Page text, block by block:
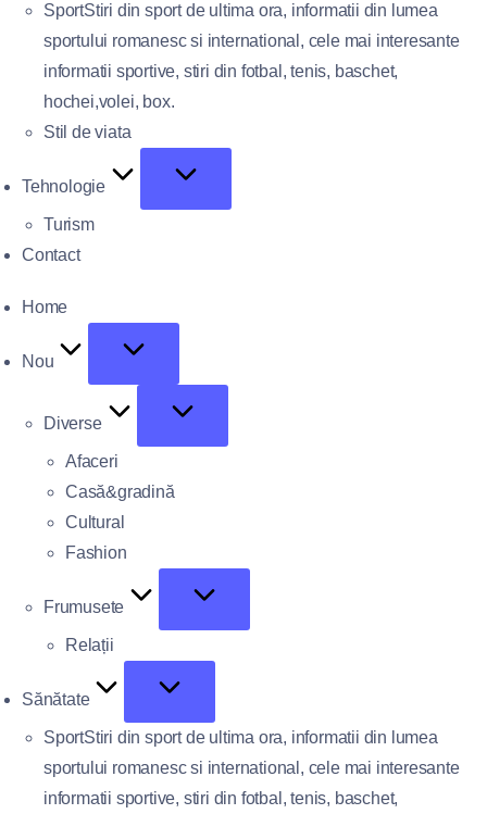
SportStiri din sport de ultima ora, informatii din lumea
sportului romanesc si international, cele mai interesante
informatii sportive, stiri din fotbal, tenis, baschet,
hochei,volei, box.
Stil de viata
Tehnologie
Turism
Contact
Home
Nou
Diverse
Afaceri
Casă&gradină
Cultural
Fashion
Frumusete
Relații
Sănătate
SportStiri din sport de ultima ora, informatii din lumea
sportului romanesc si international, cele mai interesante
informatii sportive, stiri din fotbal, tenis, baschet,